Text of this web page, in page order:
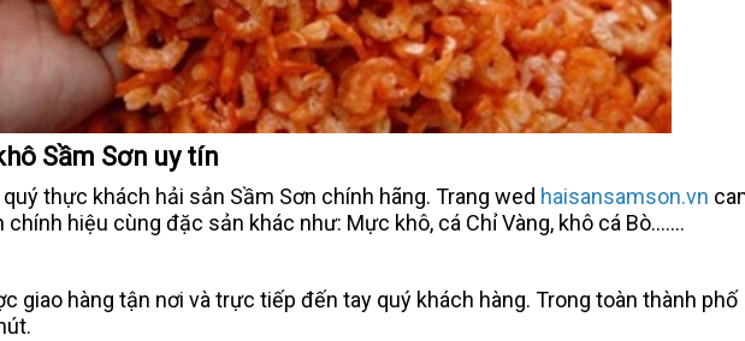
Sầm Sơn uy tín
thực khách hải sản Sầm Sơn chính hãng. Trang wed haisansamson.vn
hiệu cùng đặc sản khác như: Mực khô, cá Chỉ Vàng, khô cá Bò.......
giao hàng tận nơi và trực tiếp đến tay quý khách hàng. Trong toàn thành phố